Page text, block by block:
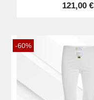
121,00 €
-60%